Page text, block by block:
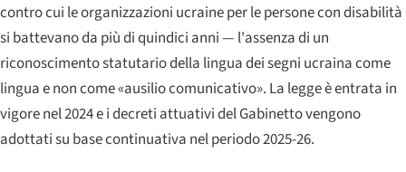
contro cui le organizzazioni ucraine per le persone con disabilità
si battevano da più di quindici anni — l'assenza di un
riconoscimento statutario della lingua dei segni ucraina come
lingua e non come «ausilio comunicativo». La legge è entrata in
vigore nel 2024 e i decreti attuativi del Gabinetto vengono
adottati su base continuativa nel periodo 2025-26.